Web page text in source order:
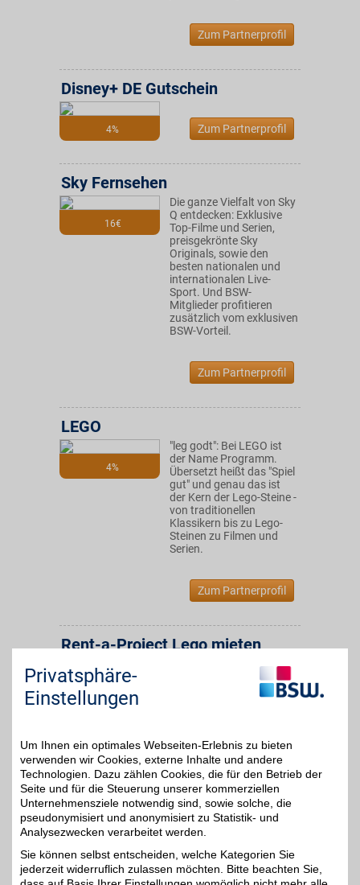
Zum Partnerprofil
4%
Disney+ DE Gutschein
Zum Partnerprofil
16€
Sky Fernsehen
Die ganze Vielfalt von Sky
Q entdecken: Exklusive
Top-Filme und Serien,
preisgekrönte Sky
Originals, sowie den
besten nationalen und
internationalen Live-
Sport. Und BSW-
Mitglieder profitieren
zusätzlich vom exklusiven
BSW-Vorteil.
Zum Partnerprofil
4%
LEGO
"leg godt": Bei LEGO ist
der Name Programm.
Übersetzt heißt das "Spiel
gut" und genau das ist
der Kern der Lego-Steine -
von traditionellen
Klassikern bis zu Lego-
Steinen zu Filmen und
Serien.
Zum Partnerprofil
8%
Rent-a-Project Lego mieten
Rent-a-Project vermietet
Lego-Sets mit mehreren
sich an Erwachsene und
Eltern von größeren
Kindern. Jetzt mit BSW-
Vorteil sparen!
Zum Partnerprofil
WOW
Privatsphäre-
Einstellungen
Um Ihnen ein optimales Webseiten-Erlebnis zu bieten
verwenden wir Cookies, externe Inhalte und andere
Technologien. Dazu zählen Cookies, die für den Betrieb der
Seite und für die Steuerung unserer kommerziellen
Unternehmensziele notwendig sind, sowie solche, die
pseudonymisiert und anonymisiert zu Statistik- und
Analysezwecken verarbeitet werden.
Sie können selbst entscheiden, welche Kategorien Sie
jederzeit widerruflich zulassen möchten. Bitte beachten Sie,